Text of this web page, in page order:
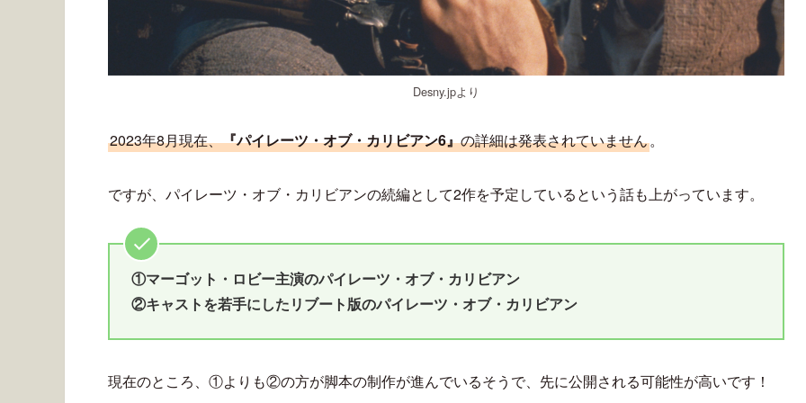
Desny.jpより
2023年8月現在、『パイレーツ・オブ・カリビアン6』の詳細は発表されていません。
ですが、パイレーツ・オブ・カリビアンの続編として2作を予定しているという話も上がっています。
①マーゴット・ロビー主演のパイレーツ・オブ・カリビアン
②キャストを若手にしたリブート版のパイレーツ・オブ・カリビアン
現在のところ、①よりも②の方が脚本の制作が進んでいるそうで、先に公開される可能性が高いです！